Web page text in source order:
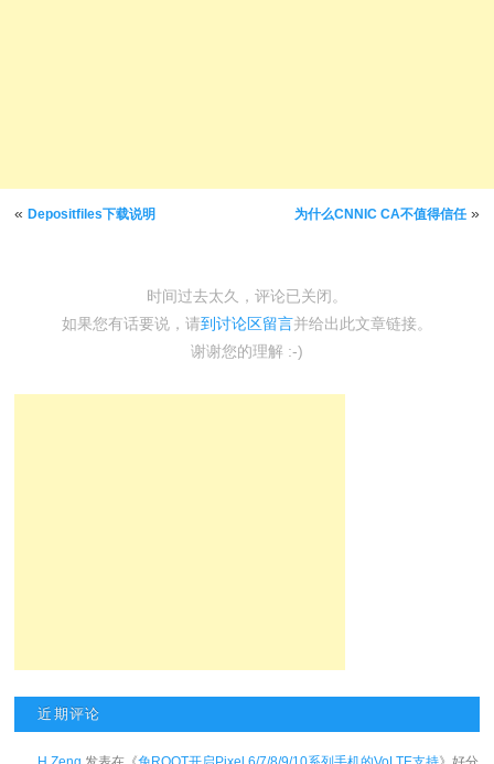
文章导航
«Depositfiles下载说明 为什么CNNIC CA不值得信任»
时间过去太久，评论已关闭。
如果您有话要说，请到讨论区留言并给出此文章链接。
谢谢您的理解 :-)
近期评论